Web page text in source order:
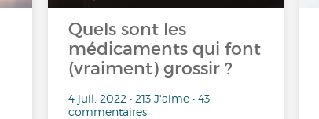
Quels sont les
médicaments qui font
(vraiment) grossir ?
4 juil. 2022 • 213 J'aime • 43
commentaires